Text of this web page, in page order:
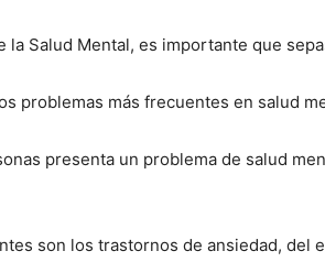
la Salud Mental, es importante que
problemas más frecuentes en salud
presenta un problema de salud
son los trastornos de ansiedad, del